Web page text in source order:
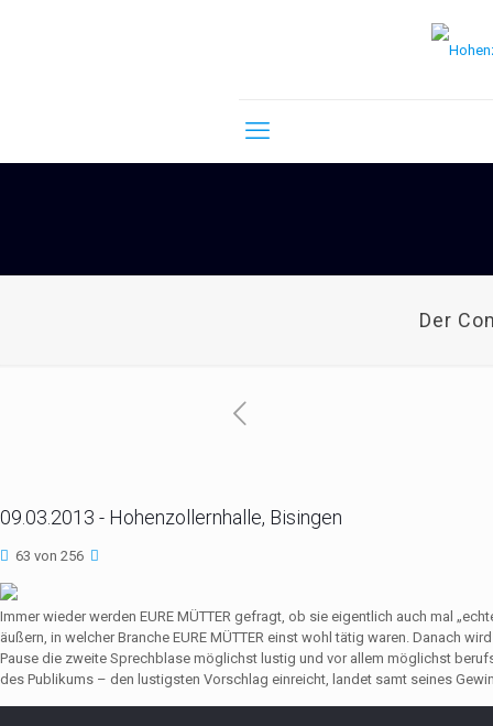
Der
09.03.2013 - Hohenzollernhalle, Bisingen
63 von 256
Immer wieder werden EURE MÜTTER gefragt, ob sie eigentlich auch mal
äußern, in welcher Branche EURE MÜTTER einst wohl tätig waren. Danach
Pause die zweite Sprechblase möglichst lustig und vor allem möglichst
des Publikums – den lustigsten Vorschlag einreicht, landet samt seines